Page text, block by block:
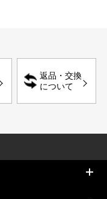
返品・交換
について